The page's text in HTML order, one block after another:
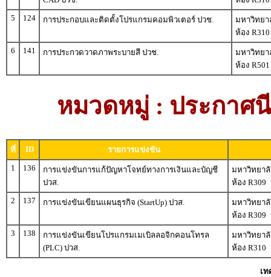
5
124 การประกอบและติดตั้งโปรแกรมคอมพิวเตอร์ ปวช.
มหาวิทยา
ห้อง R310
6
141 การประกวดวาดภาพระบายสี ปวช.
มหาวิทยา
ห้อง R501
หมวดหมู่ : ประกาศ
ที่ ID
รายการแข่งขัน
1
136
การแข่งขันการแก้ปัญหาโจทย์ทางการเงินและบัญชี
ปวส.
มหาวิทยาลั
ห้อง R309
2
137 การแข่งขันเขียนแผนธุรกิจ (StartUp) ปวส.
มหาวิทยาลั
ห้อง R309
3
138
การแข่งขันเขียนโปรแกรมเมเบิลลอจิกคอนโทรล
(PLC) ปวส.
มหาวิทยาลั
ห้อง R310
เ